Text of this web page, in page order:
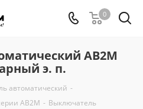
0
АВ2М
э. п.
автоматический -
АВ2М - Выключатель